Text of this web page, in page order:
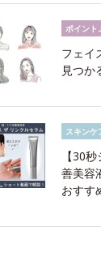
ポイント
フェイ
見つか
スキンケ
【30
善美容
おすす